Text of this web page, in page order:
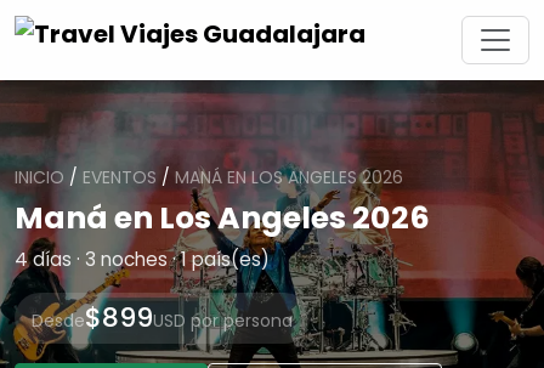
INICIO / EVENTOS / MANÁ EN LOS ANGELES 2026
Maná en Los Angeles 2026
4 días · 3 noches · 1 país(es)
Desde$899USD por persona